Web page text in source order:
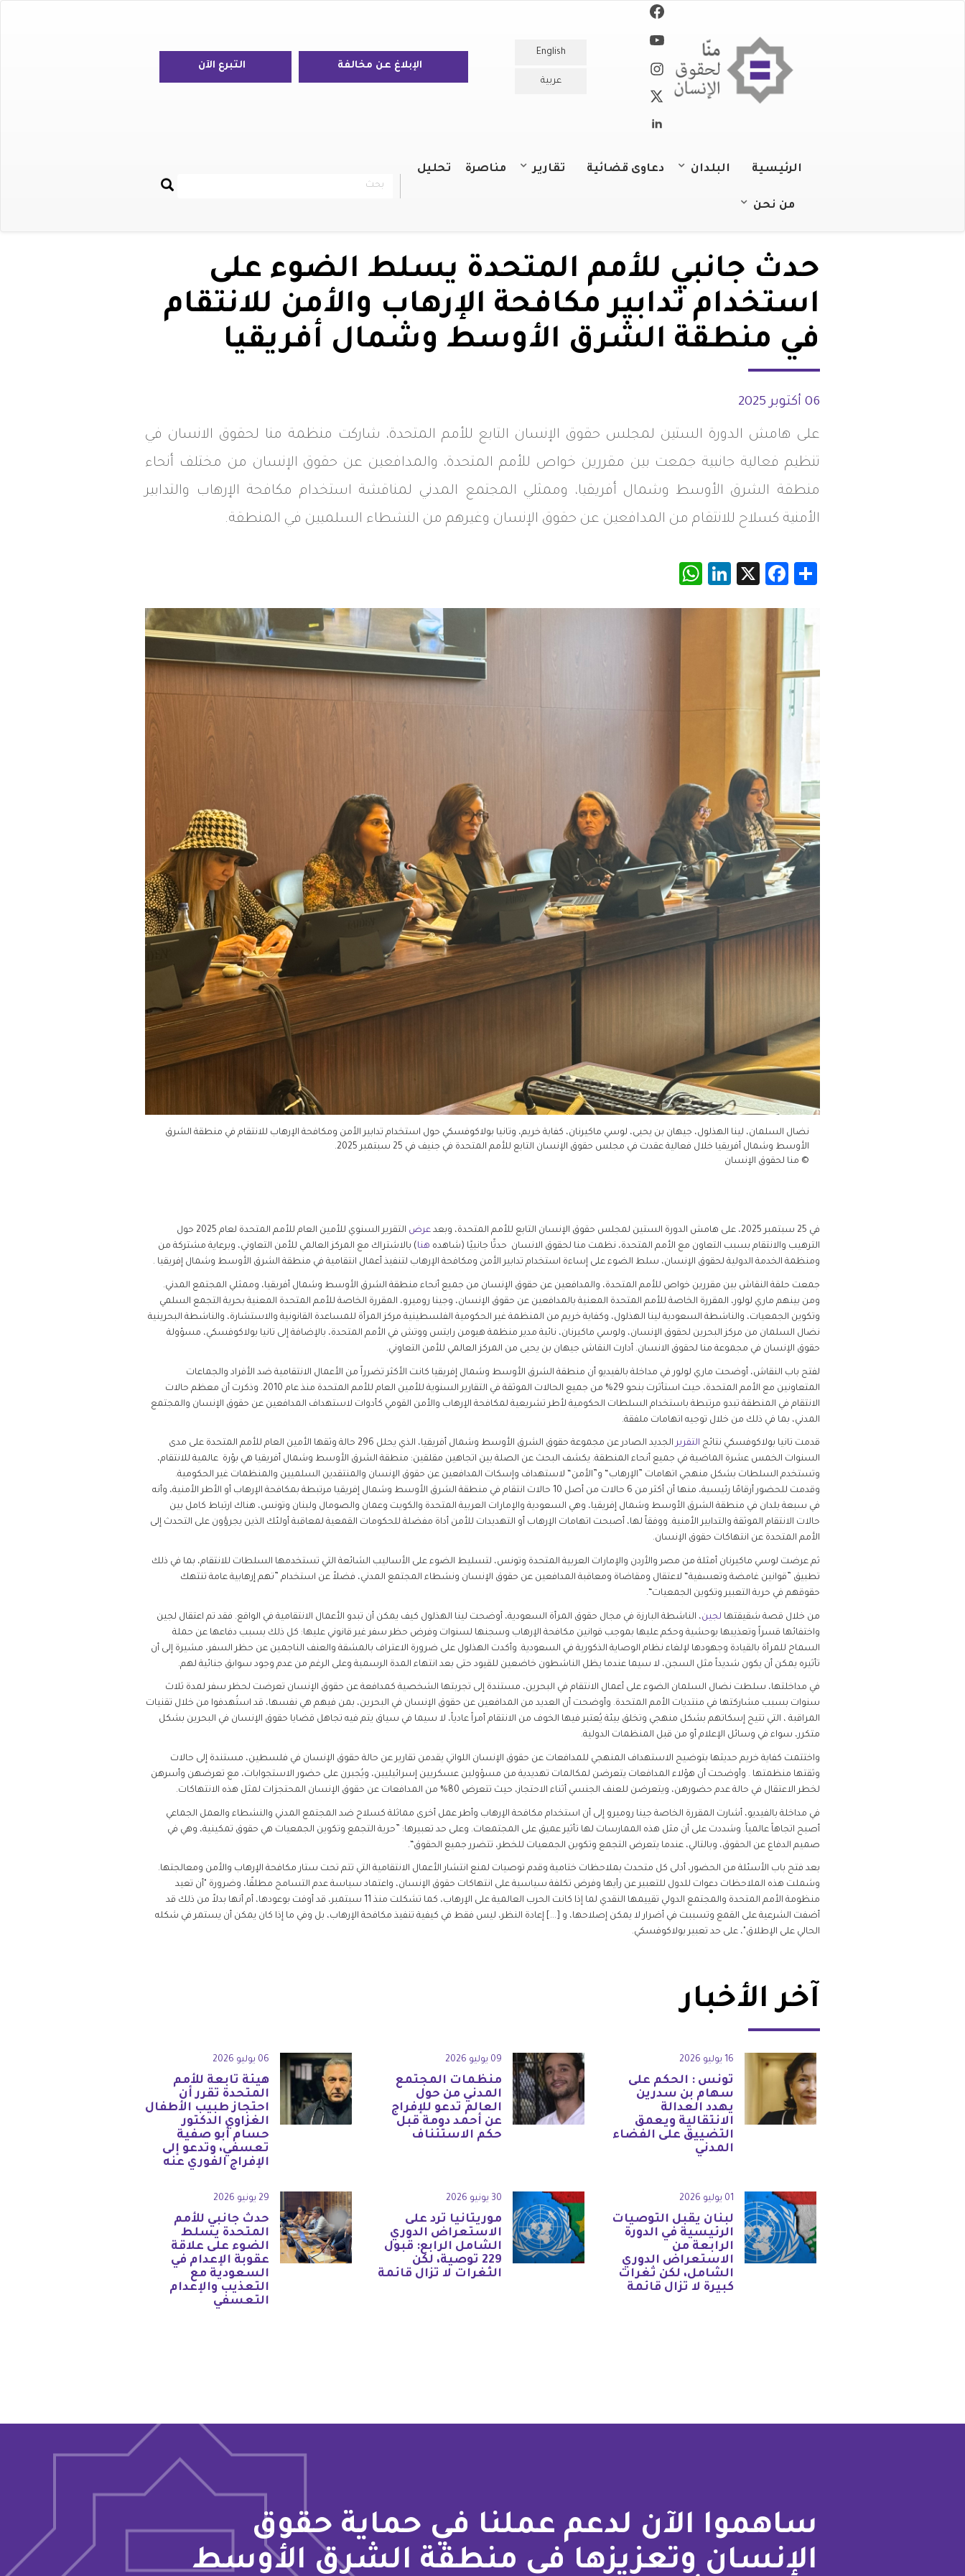
English
عربية
الإبلاغ عن مخالفة التبرع الآن
الرئيسية البلدان
جزر القمر
جيبوتي
مصر
الكويت
لبنان
موريتانيا
المغرب
السودان
سوريا
تونس
الإمارات
اليمن
دعاوى قضائية تقارير مناصرة تحليل
من نحن
عملنا
فريقنا
شواغر
Rechercher
بحث
حدث جانبي للأمم المتحدة يسلط الضوء على
استخدام تدابير مكافحة الإرهاب والأمن للانتقام
في منطقة الشرق الأوسط وشمال أفريقيا
06 أكتوبر 2025
على هامش الدورة الستين لمجلس حقوق الإنسان التابع للأمم المتحدة، شاركت منظمة منا لحقوق الانسان في
تنظيم فعالية جانبية جمعت بين مقررين خواص للأمم المتحدة، والمدافعين عن حقوق الإنسان من مختلف أنحاء
منطقة الشرق الأوسط وشمال أفريقيا، وممثلي المجتمع المدني لمناقشة استخدام مكافحة الإرهاب والتدابير
الأمنية كسلاح للانتقام من المدافعين عن حقوق الإنسان وغيرهم من النشطاء السلميين في المنطقة.
Share
Facebook
X
LinkedIn
نضال السلمان، لينا الهذلول، جيهان بن يحيى، لوسي ماكيرنان، كفاية خريم، وتانيا بولاكوفسكي حول استخدام تدابير الأمن ومكافحة الإرهاب للانتقام في منطقة الشرق
الأوسط وشمال أفريقيا خلال فعالية عقدت في مجلس حقوق الإنسان التابع للأمم المتحدة في جنيف في 25 سبتمبر 2025.
© منا لحقوق الإنسان
في 25 سبتمبر 2025، على هامش الدورة الستين لمجلس حقوق الإنسان التابع للأمم المتحدة، وبعد عرض
التقرير السنوي للأمين العام للأمم المتحدة لعام 2025 حول
الترهيب والانتقام بسبب التعاون مع الأمم المتحدة، نظمت منا لحقوق الانسان حدثًا جانبيًا (شاهده هنا) بالاشتراك مع المركز العالمي للأمن التعاوني، وبرعاية مشتركة من
ومنظمة الخدمة الدولية لحقوق الإنسان، سلط الضوء على إساءة استخدام تدابير الأمن ومكافحة الإرهاب لتنفيذ أعمال انتقامية في منطقة الشرق الأوسط وشمال إفريقيا .
جمعت حلقة النقاش بين مقررين خواص للأمم المتحدة، والمدافعين عن حقوق الإنسان من جميع أنحاء منطقة الشرق الأوسط وشمال أفريقيا، وممثلي المجتمع المدني.
ومن بينهم ماري لولور، المقررة الخاصة للأمم المتحدة المعنية بالمدافعين عن حقوق الإنسان، وجينا روميرو، المقررة الخاصة للأمم المتحدة المعنية بحرية التجمع السلمي
وتكوين الجمعيات، والناشطة السعودية لينا الهذلول، وكفاية خريم من المنظمة غير الحكومية الفلسطينية مركز المرأة للمساعدة القانونية والاستشارة، والناشطة البحرينية
نضال السلمان من مركز البحرين لحقوق الإنسان، ولوسي ماكيرنان، نائبة مدير منظمة هيومن رايتس ووتش في الأمم المتحدة، بالإضافة إلى تانيا بولاكوفسكي، مسؤولة
حقوق الإنسان في مجموعة منا لحقوق الانسان. أدارت النقاش جيهان بن يحيى من المركز العالمي للأمن التعاوني.
لفتح باب النقاش، أوضحت ماري لولور في مداخلة بالفيديو أن منطقة الشرق الأوسط وشمال إفريقيا كانت الأكثر تضرراً من الأعمال الانتقامية ضد الأفراد والجماعات
المتعاونين مع الأمم المتحدة، حيث استأثرت بنحو 29% من جميع الحالات الموثقة في التقارير السنوية للأمين العام للأمم المتحدة منذ عام 2010. وذكرت أن معظم حالات
الانتقام في المنطقة تبدو مرتبطة باستخدام السلطات الحكومية لأطر تشريعية لمكافحة الإرهاب والأمن القومي كأدوات لاستهداف المدافعين عن حقوق الإنسان والمجتمع
المدني، بما في ذلك من خلال توجيه اتهامات ملفقة.
قدمت تانيا بولاكوفسكي نتائج التقرير
الجديد الصادر عن مجموعة حقوق الشرق الأوسط وشمال أفريقيا، الذي يحلل 296 حالة وثقها الأمين العام للأمم المتحدة على مدى
السنوات الخمس عشرة الماضية في جميع أنحاء المنطقة. يكشف البحث عن الصلة بين اتجاهين مقلقين: منطقة الشرق الأوسط وشمال أفريقيا هي بؤرة عالمية للانتقام،
وتستخدم السلطات بشكل منهجي اتهامات ”الإرهاب“ و”الأمن“ لاستهداف وإسكات المدافعين عن حقوق الإنسان والمنتقدين السلميين والمنظمات غير الحكومية.
وقدمت للحضور أرقامًا رئيسية، منها أن أكثر من 6 حالات من أصل 10 حالات انتقام في منطقة الشرق الأوسط وشمال إفريقيا مرتبطة بمكافحة الإرهاب أو الأطر الأمنية، وأنه
في سبعة بلدان في منطقة الشرق الأوسط وشمال إفريقيا، وهي السعودية والإمارات العربية المتحدة والكويت وعمان والصومال ولبنان وتونس، هناك ارتباط كامل بين
حالات الانتقام الموثقة والتدابير الأمنية. ووفقاً لها، أصبحت اتهامات الإرهاب أو التهديدات للأمن أداة مفضلة للحكومات القمعية لمعاقبة أولئك الذين يجرؤون على التحدث إلى
الأمم المتحدة عن انتهاكات حقوق الإنسان.
ثم عرضت لوسي ماكيرنان أمثلة من مصر والأردن والإمارات العربية المتحدة وتونس، لتسليط الضوء على الأساليب الشائعة التي تستخدمها السلطات للانتقام، بما في ذلك
تطبيق ”قوانين غامضة وتعسفية“ لاعتقال ومقاضاة ومعاقبة المدافعين عن حقوق الإنسان ونشطاء المجتمع المدني، فضلاً عن استخدام ”تهم إرهابية عامة تنتهك
حقوقهم في حرية التعبير وتكوين الجمعيات“.
من خلال قصة شقيقتها لجين، الناشطة البارزة في مجال حقوق المرأة السعودية، أوضحت لينا الهذلول كيف يمكن أن تبدو الأعمال الانتقامية في الواقع. فقد تم اعتقال لجين
واختفائها قسراً وتعذيبها بوحشية وحكم عليها بموجب قوانين مكافحة الإرهاب وسجنها لسنوات وفرض حظر سفر غير قانوني عليها: كل ذلك بسبب دفاعها عن حملة
السماح للمرأة بالقيادة وجهودها لإلغاء نظام الوصاية الذكورية في السعودية. وأكدت الهذلول على ضرورة الاعتراف بالمشقة والعنف الناجمين عن حظر السفر، مشيرة إلى أن
تأثيره يمكن أن يكون شديداً مثل السجن، لا سيما عندما يظل الناشطون خاضعين للقيود حتى بعد انتهاء المدة الرسمية وعلى الرغم من عدم وجود سوابق جنائية لهم.
في مداخلتها، سلطت نضال السلمان الضوء على أعمال الانتقام في البحرين، مستندة إلى تجربتها الشخصية كمدافعة عن حقوق الإنسان تعرضت لحظر سفر لمدة ثلاث
سنوات بسبب مشاركتها في منتديات الأمم المتحدة. وأوضحت أن العديد من المدافعين عن حقوق الإنسان في البحرين، بمن فيهم هي نفسها، قد استُهدفوا من خلال تقنيات
المراقبة ، التي تتيح إسكاتهم بشكل منهجي وتخلق بيئة يُعتبر فيها الخوف من الانتقام أمراً عادياً، لا سيما في سياق يتم فيه تجاهل قضايا حقوق الإنسان في البحرين بشكل
متكرر، سواء في وسائل الإعلام أو من قبل المنظمات الدولية.
واختتمت كفاية خريم حديثها بتوضيح الاستهداف المنهجي للمدافعات عن حقوق الإنسان اللواتي يقدمن تقارير عن حالة حقوق الإنسان في فلسطين، مستندة إلى حالات
وثقتها منظمتها . وأوضحت أن هؤلاء المدافعات يتعرضن لمكالمات تهديدية من مسؤولين عسكريين إسرائيليين، ويُجبرن على حضور الاستجوابات، مع تعرضهن وأسرهن
لخطر الاعتقال في حالة عدم حضورهن، ويتعرضن للعنف الجنسي أثناء الاحتجاز، حيث تتعرض 80% من المدافعات عن حقوق الإنسان المحتجزات لمثل هذه الانتهاكات.
في مداخلة بالفيديو، أشارت المقررة الخاصة جينا روميرو إلى أن استخدام مكافحة الإرهاب وأطر عمل أخرى مماثلة كسلاح ضد المجتمع المدني والنشطاء والعمل الجماعي
أصبح اتجاهاً عالمياً. وشددت على أن مثل هذه الممارسات لها تأثير عميق على المجتمعات. وعلى حد تعبيرها: ”حرية التجمع وتكوين الجمعيات هي حقوق تمكينية، وهي في
صميم الدفاع عن الحقوق، وبالتالي، عندما يتعرض التجمع وتكوين الجمعيات للخطر، تتضرر جميع الحقوق“.
بعد فتح باب الأسئلة من الحضور، أدلى كل متحدث بملاحظات ختامية وقدم توصيات لمنع انتشار الأعمال الانتقامية التي تتم تحت ستار مكافحة الإرهاب والأمن ومعالجتها.
وشملت هذه الملاحظات دعوات للدول للتعبير عن رأيها وفرض تكلفة سياسية على انتهاكات حقوق الإنسان، واعتماد سياسة عدم التسامح مطلقًا، وضرورة "أن تعيد
منظومة الأمم المتحدة والمجتمع الدولي تقييمها النقدي لما إذا كانت الحرب العالمية على الإرهاب، كما تشكلت منذ 11 سبتمبر، قد أوفت بوعودها، أم أنها بدلاً من ذلك قد
أضفت الشرعية على القمع وتسببت في أضرار لا يمكن إصلاحها، و [...] إعادة النظر، ليس فقط في كيفية تنفيذ مكافحة الإرهاب، بل وفي ما إذا كان يمكن أن يستمر في شكله
الحالي على الإطلاق"، على حد تعبير بولاكوفسكي.
آخر الأخبار
16 يوليو 2026
تونس : الحكم على
سهام بن سدرين
يهدد العدالة
الانتقالية ويعمق
التضييق على الفضاء
المدني
09 يوليو 2026
منظمات المجتمع
المدني من حول
العالم تدعو للإفراج
عن أحمد دومة قبل
حكم الاستئناف
06 يوليو 2026
هيئة تابعة للأمم
المتحدة تقرر أن
احتجاز طبيب الأطفال
الغزاوي الدكتور
حسام أبو صفية
تعسفي، وتدعو إلى
الإفراج الفوري عنه
01 يوليو 2026
لبنان يقبل التوصيات
الرئيسية في الدورة
الرابعة من
الاستعراض الدوري
الشامل، لكن ثغرات
كبيرة لا تزال قائمة
30 يونيو 2026
موريتانيا ترد على
الاستعراض الدوري
الشامل الرابع: قبول
229 توصية، لكن
الثغرات لا تزال قائمة
29 يونيو 2026
حدث جانبي للأمم
المتحدة يسلط
الضوء على علاقة
عقوبة الإعدام في
السعودية مع
التعذيب والإعدام
التعسفي
ساهموا الآن لدعم عملنا في حماية حقوق
الإنسان وتعزيزها في منطقة الشرق الأوسط